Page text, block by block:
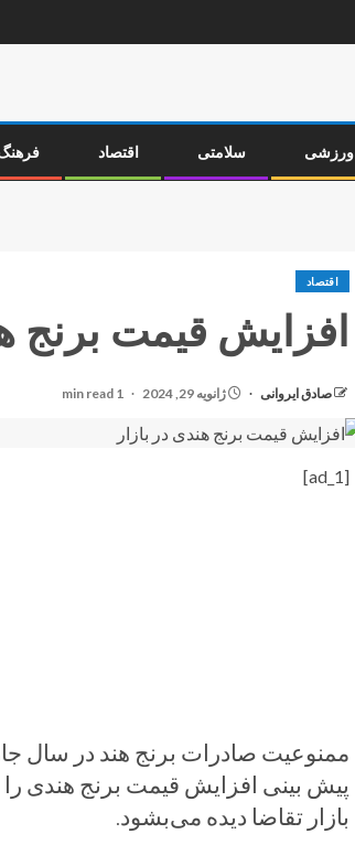
ورزشی سلامتی اقتصاد
اقتصاد
افزایش قیمت برنج
صادق ایروانی ژانویه 29, 2024 1 min read
[ad_1]
ممنوعیت صادرات برنج هند در سال
پیش بینی افزایش قیمت برنج هندی
بازار تقاضا دیده می‌بشود.